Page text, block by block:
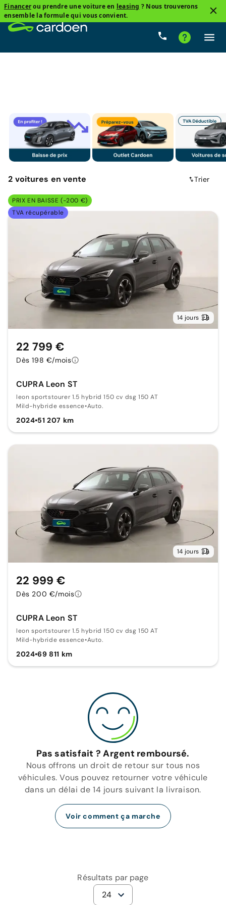
Financerou prendre une voiture en leasing ? Nous trouverons
ensemble la formule qui vous convient.
Mild hybride essence Prix
2 voitures en vente Trier
PRIX EN BAISSE (-200 €)
TVA récupérable
14 jours
CUPRA Leon ST
leon sportstourer 1.5 hybrid 150 cv dsg 150 AT
Mild-hybride essence•Auto.
2024•51 207 km
22 799 €
Dès 198 €/mois
14 jours
CUPRA Leon ST
leon sportstourer 1.5 hybrid 150 cv dsg 150 AT
Mild-hybride essence•Auto.
2024•69 811 km
22 999 €
Dès 200 €/mois
Pas satisfait ? Argent remboursé.
Nous offrons un droit de retour sur tous nos
véhicules. Vous pouvez retourner votre véhicule
dans un délai de 14 jours suivant la livraison.
Voir comment ça marche
Résultats par page
24